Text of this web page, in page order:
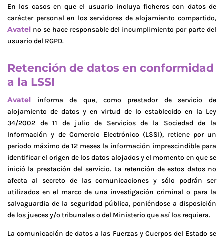
En los casos en que el usuario incluya ficheros con datos de
carácter personal en los servidores de alojamiento compartido,
Avatel no se hace responsable del incumplimiento por parte del
usuario del RGPD.
Retención de datos en conformidad
a la LSSI
Avatel informa de que, como prestador de servicio de
alojamiento de datos y en virtud de lo establecido en la Ley
34/2002 de 11 de julio de Servicios de la Sociedad de la
Información y de Comercio Electrónico (LSSI), retiene por un
periodo máximo de 12 meses la información imprescindible para
identificar el origen de los datos alojados y el momento en que se
inició la prestación del servicio. La retención de estos datos no
afecta al secreto de las comunicaciones y sólo podrán ser
utilizados en el marco de una investigación criminal o para la
salvaguardia de la seguridad pública, poniéndose a disposición
de los jueces y/o tribunales o del Ministerio que así los requiera.
La comunicación de datos a las Fuerzas y Cuerpos del Estado se